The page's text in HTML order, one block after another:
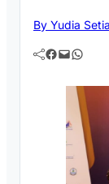
By Yudia
Facebook Mail WhatsApp